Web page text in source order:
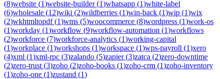
(8)website (1)website-builder(1)whatsapp (1)white-label
(6)wholesale (12)wiki (2)wildberries (1)win-back (1)wip (1)wix
(2)wkhtmltopdf(1)wms (5)woocommerce (8)wordpress (1)work-os
(1)workday (1)workflow (9)workflow-automation (1)workflows
(2)workforce (7)workforce-analytics (1)working-capital
(1)workplace (1)workshops (1)workspace (1)wps-payroll (1)xero
(4)xml (1)xml-rpc (3)zalando (5)zapier(3)zatca (2)zero-downtime
(2)zero-trust (3)zoho (2)zoho-books (1)zoho-crm (1)zoho-inventory
(1)zoho-one (1)zustand (1)